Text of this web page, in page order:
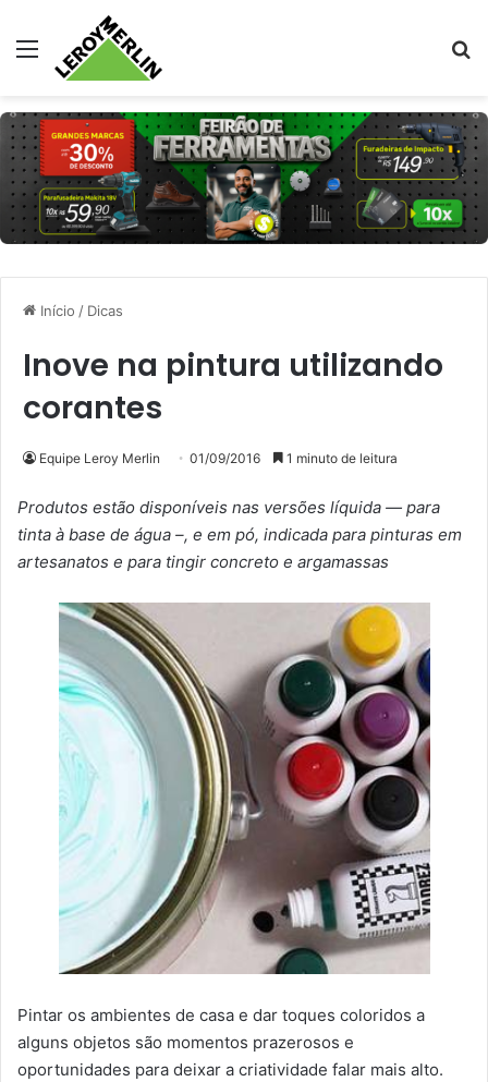
Menu
Início / Dicas
Inove na pintura utilizando
corantes
Equipe Leroy Merlin 01/09/2016 1 minuto de leitura
Produtos estão disponíveis nas versões líquida — para
tinta à base de água –, e em pó, indicada para pinturas em
artesanatos e para tingir concreto e argamassas
Pintar os ambientes de casa e dar toques coloridos a
alguns objetos são momentos prazerosos e
oportunidades para deixar a criatividade falar mais alto.